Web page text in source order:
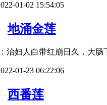
01-02 15:54:05
地涌金莲
治妇人白带红崩日久，大
01-23 06:22:06
西番莲